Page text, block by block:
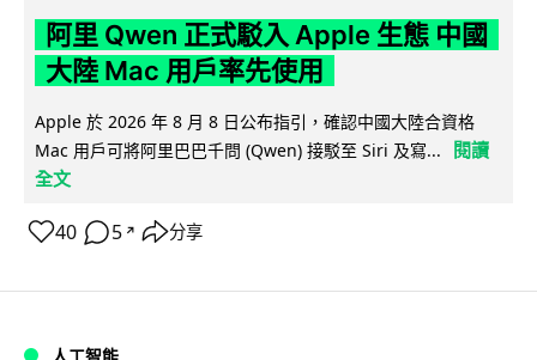
阿里 Qwen 正式駁入 Apple 生態 中國
大陸 Mac 用戶率先使用
Apple 於 2026 年 8 月 8 日公布指引，確認中國大陸合資格
Mac 用戶可將阿里巴巴千問 (Qwen) 接駁至 Siri 及寫...
閱讀
全文
40 5 ↗ 分享
人工智能